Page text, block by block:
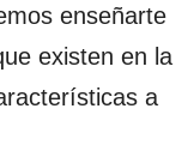
enseñarte
existen en la
a